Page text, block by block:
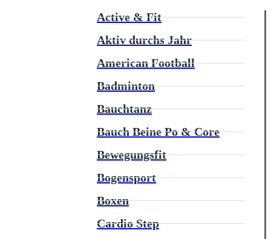
Active & Fit
Aktiv durchs Jahr
American Football
Badminton
Bauchtanz
Bauch Beine Po & Core
Bewegungsfit
Bogensport
Boxen
Cardio Step